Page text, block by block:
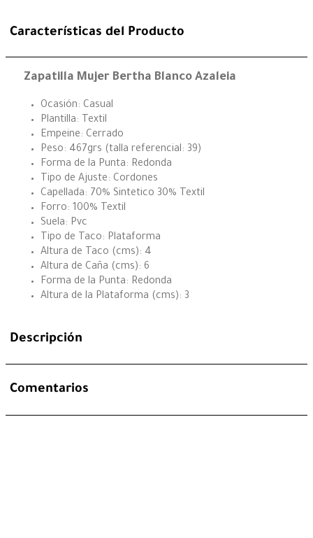
Características del Producto
Zapatilla Mujer Bertha Blanco Azaleia
Ocasión: Casual
Plantilla: Textil
Empeine: Cerrado
Peso: 467grs (talla referencial: 39)
Forma de la Punta: Redonda
Tipo de Ajuste: Cordones
Capellada: 70% Sintetico 30% Textil
Forro: 100% Textil
Suela: Pvc
Tipo de Taco: Plataforma
Altura de Taco (cms): 4
Altura de Caña (cms): 6
Forma de la Punta: Redonda
Altura de la Plataforma (cms): 3
Descripción
Comentarios